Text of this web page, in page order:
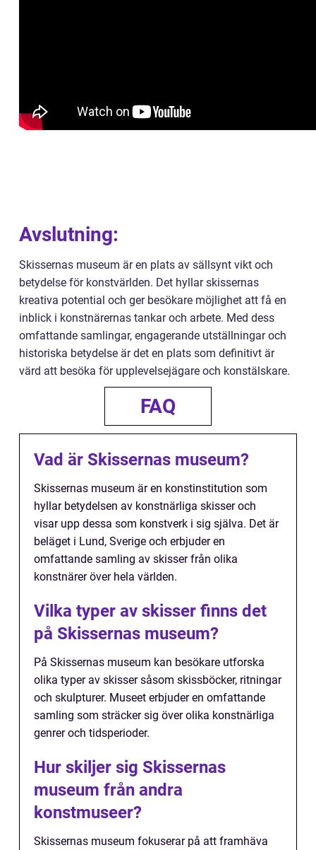
Avslutning:
Skissernas museum är en plats av sällsynt vikt och
betydelse för konstvärlden. Det hyllar skissernas
kreativa potential och ger besökare möjlighet att få en
inblick i konstnärernas tankar och arbete. Med dess
omfattande samlingar, engagerande utställningar och
historiska betydelse är det en plats som definitivt är
värd att besöka för upplevelsejägare och konstälskare.
FAQ
Vad är Skissernas museum?
Skissernas museum är en konstinstitution som
hyllar betydelsen av konstnärliga skisser och
visar upp dessa som konstverk i sig själva. Det är
beläget i Lund, Sverige och erbjuder en
omfattande samling av skisser från olika
konstnärer över hela världen.
Vilka typer av skisser finns det
på Skissernas museum?
På Skissernas museum kan besökare utforska
olika typer av skisser såsom skissböcker, ritningar
och skulpturer. Museet erbjuder en omfattande
samling som sträcker sig över olika konstnärliga
genrer och tidsperioder.
Hur skiljer sig Skissernas
museum från andra
konstmuseer?
Skissernas museum fokuserar på att framhäva